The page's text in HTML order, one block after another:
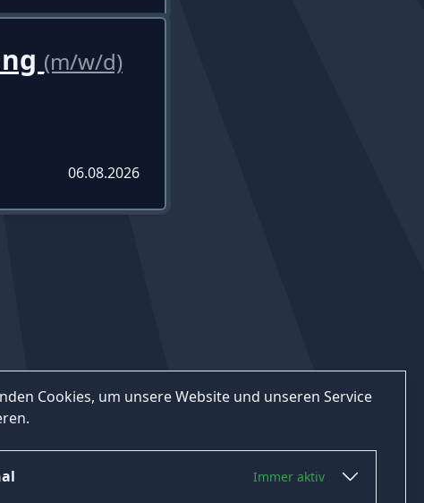
Cookies, um unsere Website und unseren Service
Immer aktiv
(m/w/d)
06.08.2026